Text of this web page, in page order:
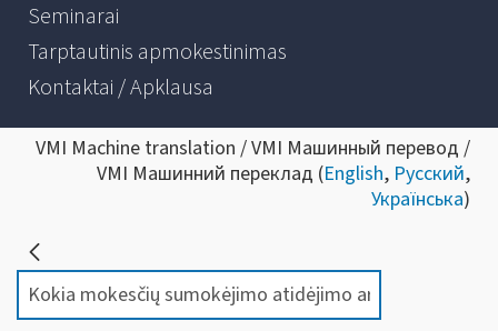
Seminarai
Tarptautinis apmokestinimas
Kontaktai / Apklausa
VMI Machine translation / VMI Машинный перевод /
VMI Машинний переклад (English, Русский,
Українська)